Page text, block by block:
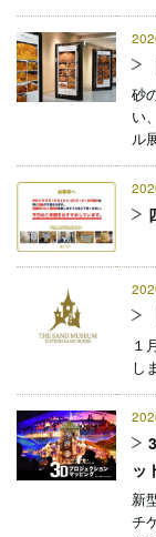
砂
い
ル
１
し
ッ
新
チ